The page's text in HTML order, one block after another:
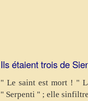
Ils étaient trois de
" Le saint est mort ! "
" Serpenti " ; elle